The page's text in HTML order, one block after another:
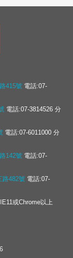
415號電話:07-
電話:07-3814526 分
電話:07-6011000 分
142號電話:07-
路482號 電話:07-
或Chrome以上